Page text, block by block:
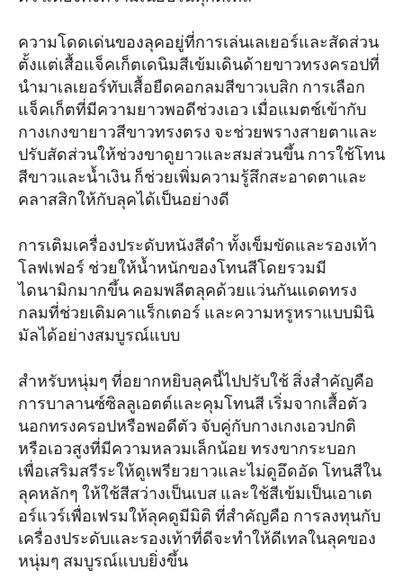
ความโดดเด่นของลุคอยู่ที่การเล่นเลเยอร์และสัดส่วน
ตั้งแต่เสื้อแจ็คเก็ตเดนิมสีเข้มเดินด้ายขาวทรงครอปที่
นำมาเลเยอร์ทับเสื้อยืดคอกลมสีขาวเบสิก การเลือก
แจ็คเก็ตที่มีความยาวพอดีช่วงเอว เมื่อแมตช์เข้ากับ
กางเกงขายาวสีขาวทรงตรง จะช่วยพรางสายตาและ
ปรับสัดส่วนให้ช่วงขาดูยาวและสมส่วนขึ้น การใช้โทน
สีขาวและน้ำเงิน ก็ช่วยเพิ่มความรู้สึกสะอาดตาและ
คลาสสิกให้กับลุคได้เป็นอย่างดี
การเติมเครื่องประดับหนังสีดำ ทั้งเข็มขัดและรองเท้า
โลฟเฟอร์ ช่วยให้น้ำหนักของโทนสีโดยรวมมี
ไดนามิกมากขึ้น คอมพลีตลุคด้วยแว่นกันแดดทรง
กลมที่ช่วยเติมคาแร็กเตอร์ และความหรูหราแบบมินิ
มัลได้อย่างสมบูรณ์แบบ
สำหรับหนุ่มๆ ที่อยากหยิบลุคนี้ไปปรับใช้ สิ่งสำคัญคือ
การบาลานซ์ซิลลูเอตต์และคุมโทนสี เริ่มจากเสื้อตัว
นอกทรงครอปหรือพอดีตัว จับคู่กับกางเกงเอวปกติ
หรือเอวสูงที่มีความหลวมเล็กน้อย ทรงขากระบอก
เพื่อเสริมสรีระให้ดูเพรียวยาวและไม่ดูอึดอัด โทนสีใน
ลุคหลักๆ ให้ใช้สีสว่างเป็นเบส และใช้สีเข้มเป็นเอาเต
อร์แวร์เพื่อเฟรมให้ลุคดูมีมิติ ที่สำคัญคือ การลงทุนกับ
เครื่องประดับและรองเท้าที่ดีจะทำให้ดีเทลในลุคของ
หนุ่มๆ สมบูรณ์แบบยิ่งขึ้น